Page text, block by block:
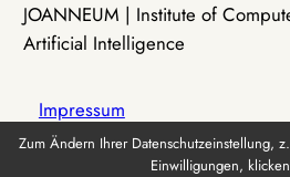
JOANNEUM | Institute of
Artificial Intelligence
Impressum
Zum Ändern Ihrer Datenschutzeinstellung,
Einwilligungen,